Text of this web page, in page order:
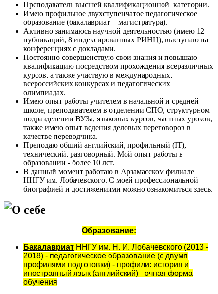
Преподаватель высшей квалификационной категории.
Имею профильное двухступенчатое педагогическое
образование (бакалавриат + магистратура).
Активно занимаюсь научной деятельностью (имею 12
публикаций, 8 индексированных РИНЦ), выступаю на
конференциях с докладами.
Постоянно совершенствую свои знания и повышаю
квалификацию посредством прохождения всеразличных
курсов, а также участвую в международных,
всероссийских конкурсах и педагогических
олимпиадах.
Имею опыт работы учителем в начальной и средней
школе, преподавателем в отделении СПО, структурном
подразделении ВУЗа, языковых курсов, частных уроков,
также имею опыт ведения деловых переговоров в
качестве переводчика.
Преподаю общий английский, профильный (IT),
технический, разговорный. Мой опыт работы в
образовании - более 10 лет.
В данный момент работаю в Арзамасском филиале
ННГУ им. Лобачевского. С моей профессиональной
биографией и достижениями можно ознакомиться здесь.
О себе
Образование:
Бакалавриат ННГУ им. Н. И. Лобачевского (2013 -
2018) - педагогическое образование (с двумя
профилями подготовки) - профили: история и
иностранный язык (английский) - очная форма
обучения